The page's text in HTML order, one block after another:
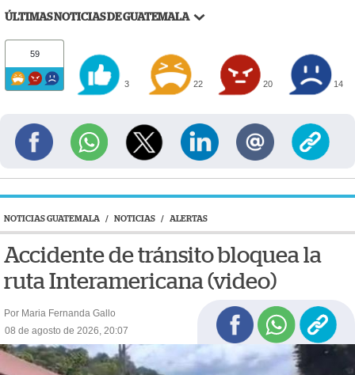
ÚLTIMAS NOTICIAS DE GUATEMALA
59
3 22 20 14
NOTICIAS GUATEMALA / NOTICIAS / ALERTAS
Accidente de tránsito bloquea la
ruta Interamericana (video)
Por Maria Fernanda Gallo
08 de agosto de 2026, 20:07